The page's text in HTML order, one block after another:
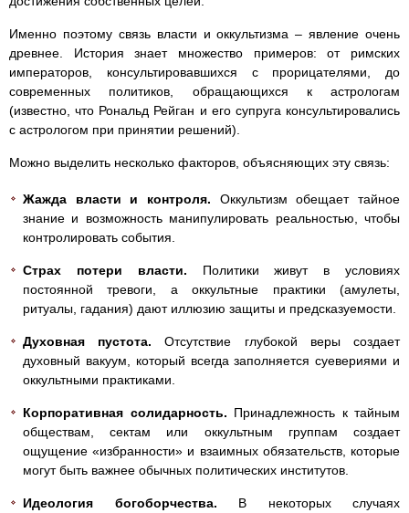
Именно поэтому связь власти и оккультизма – явление очень
древнее. История знает множество примеров: от римских
императоров, консультировавшихся с прорицателями, до
современных политиков, обращающихся к астрологам
(известно, что Рональд Рейган и его супруга консультировались
с астрологом при принятии решений).
Можно выделить несколько факторов, объясняющих эту связь:
Жажда власти и контроля. Оккультизм обещает тайное
знание и возможность манипулировать реальностью, чтобы
контролировать события.
Страх потери власти. Политики живут в условиях
постоянной тревоги, а оккультные практики (амулеты,
ритуалы, гадания) дают иллюзию защиты и предсказуемости.
Духовная пустота. Отсутствие глубокой веры создает
духовный вакуум, который всегда заполняется суевериями и
оккультными практиками.
Корпоративная солидарность. Принадлежность к тайным
обществам, сектам или оккультным группам создает
ощущение «избранности» и взаимных обязательств, которые
могут быть важнее обычных политических институтов.
Идеология богоборчества. В некоторых случаях